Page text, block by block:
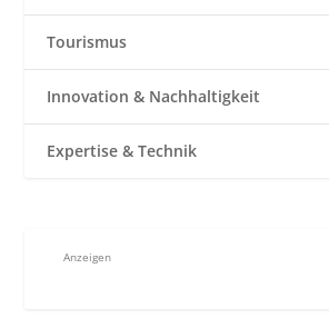
Tourismus
Innovation & Nachhaltigkeit
Expertise & Technik
Anzeigen